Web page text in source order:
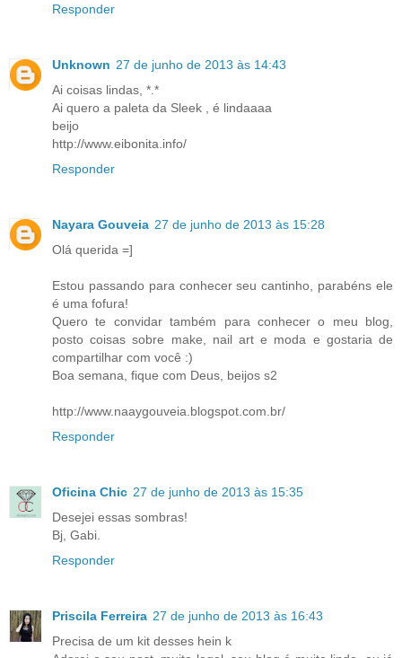
Responder
Unknown 27 de junho de 2013 às 14:43
Ai coisas lindas, *.*
Ai quero a paleta da Sleek , é lindaaaa
beijo
http://www.eibonita.info/
Responder
Nayara Gouveia 27 de junho de 2013 às 15:28
Olá querida =]
Estou passando para conhecer seu cantinho, parabéns ele
é uma fofura!
Quero te convidar também para conhecer o meu blog,
posto coisas sobre make, nail art e moda e gostaria de
compartilhar com você :)
Boa semana, fique com Deus, beijos s2
http://www.naaygouveia.blogspot.com.br/
Responder
Oficina Chic 27 de junho de 2013 às 15:35
Desejei essas sombras!
Bj, Gabi.
Responder
Priscila Ferreira 27 de junho de 2013 às 16:43
Precisa de um kit desses hein k